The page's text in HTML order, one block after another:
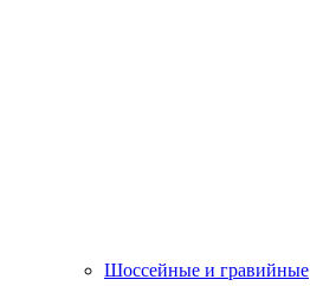
Шоссейные и гравийные